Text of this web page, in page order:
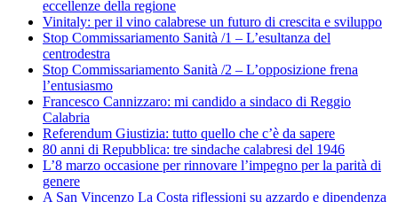
eccellenze della regione
Vinitaly: per il vino calabrese un futuro di crescita e sviluppo
Stop Commissariamento Sanità /1 – L’esultanza del
centrodestra
Stop Commissariamento Sanità /2 – L’opposizione frena
l’entusiasmo
Francesco Cannizzaro: mi candido a sindaco di Reggio
Calabria
Referendum Giustizia: tutto quello che c’è da sapere
80 anni di Repubblica: tre sindache calabresi del 1946
L’8 marzo occasione per rinnovare l’impegno per la parità di
genere
A San Vincenzo La Costa riflessioni su azzardo e dipendenza